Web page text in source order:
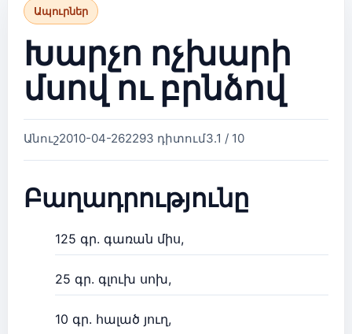
Ապուրներ
Խարչո ոչխարի
մսով ու բրնձով
Անուշ2010-04-262293 դիտում3.1 / 10
Բաղադրությունը
125 գր. գառան միս,
25 գր. գլուխ սոխ,
10 գր. հալած յուղ,